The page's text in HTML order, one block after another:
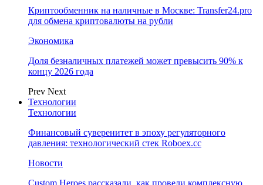
Криптообменник на наличные в Москве: Transfer24.pro
для обмена криптовалюты на рубли
Экономика
Доля безналичных платежей может превысить 90% к
концу 2026 года
Prev Next
Технологии
Технологии
Финансовый суверенитет в эпоху регуляторного
давления: технологический стек Roboex.cc
Новости
Custom Heroes рассказали, как провели комплексную